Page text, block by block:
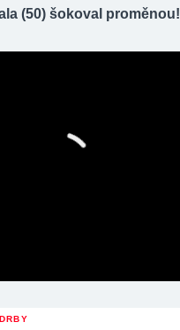
(50) šokoval proměnou!